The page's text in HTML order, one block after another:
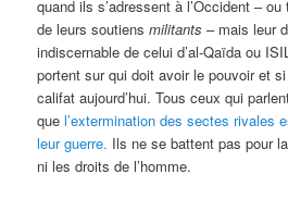
quand ils s’adressent à l’Occident –
de leurs soutiensmilitants – mais leur
indiscernable de celui d’al-Qaïda ou
portent sur qui doit avoir le pouvoir et si
califat aujourd’hui. Tous ceux qui
quel’extermination des sectes rivales
leur guerre. Ils ne se battent pas pour
ni les droits de l’homme.